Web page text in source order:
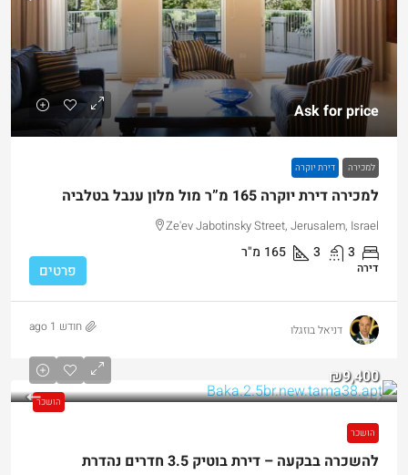
Ask for price
למכירה דירת יוקרה
למכירה דירת יוקרה 165 מ”ר מול מלון ענבל בטלביה
Ze'ev Jabotinsky Street, Jerusalem, Israel
3
3
165 מ"ר
דירה פרטים
דניאל בוזגלו חודש 1 ago
הושכר
₪9,400
הושכר
להשכרה בבקעה – דירת בוטיק 3.5 חדרים נהדרת